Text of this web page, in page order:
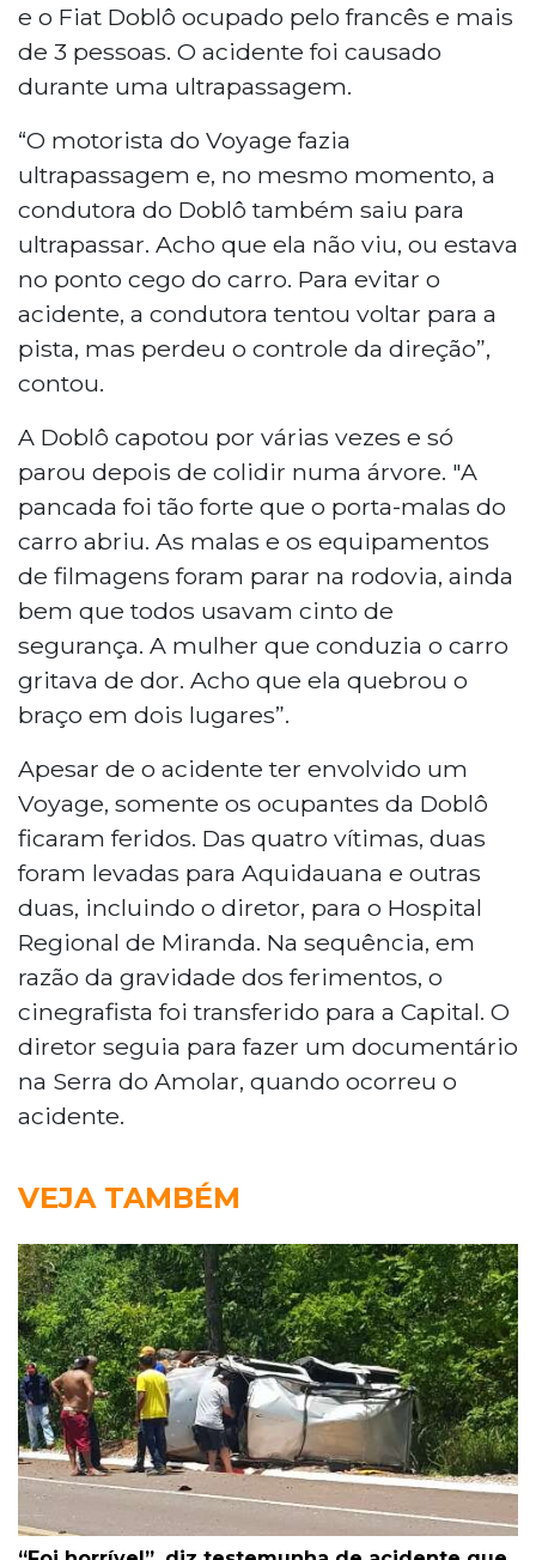
e o Fiat Doblô ocupado pelo francês e mais
de 3 pessoas. O acidente foi causado
durante uma ultrapassagem.
“O motorista do Voyage fazia
ultrapassagem e, no mesmo momento, a
condutora do Doblô também saiu para
ultrapassar. Acho que ela não viu, ou estava
no ponto cego do carro. Para evitar o
acidente, a condutora tentou voltar para a
pista, mas perdeu o controle da direção”,
contou.
A Doblô capotou por várias vezes e só
parou depois de colidir numa árvore. "A
pancada foi tão forte que o porta-malas do
carro abriu. As malas e os equipamentos
de filmagens foram parar na rodovia, ainda
bem que todos usavam cinto de
segurança. A mulher que conduzia o carro
gritava de dor. Acho que ela quebrou o
braço em dois lugares”.
Apesar de o acidente ter envolvido um
Voyage, somente os ocupantes da Doblô
ficaram feridos. Das quatro vítimas, duas
foram levadas para Aquidauana e outras
duas, incluindo o diretor, para o Hospital
Regional de Miranda. Na sequência, em
razão da gravidade dos ferimentos, o
cinegrafista foi transferido para a Capital. O
diretor seguia para fazer um documentário
na Serra do Amolar, quando ocorreu o
acidente.
VEJA TAMBÉM